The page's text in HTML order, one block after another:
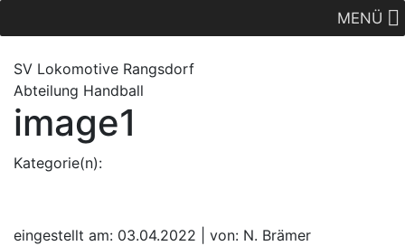
MENÜ
SV Lokomotive Rangsdorf
Abteilung Handball
image1
Kategorie(n):
eingestellt am: 03.04.2022 | von: N. Brämer